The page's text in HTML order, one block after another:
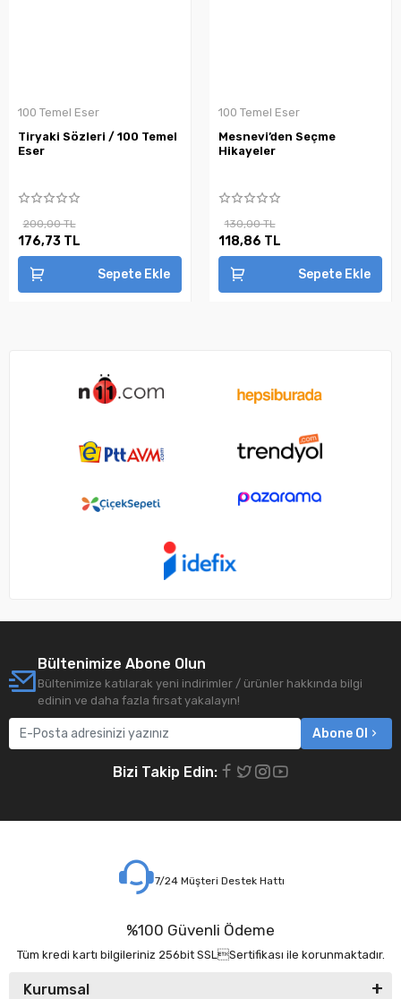
100 Temel Eser
Tiryaki Sözleri / 100 Temel
Eser
200,00 TL
176,73 TL
Sepete Ekle
100 Temel Eser
Mesnevi’den Seçme
Hikayeler
130,00 TL
118,86 TL
Sepete Ekle
Bültenimize Abone Olun
Bültenimize katılarak yeni indirimler / ürünler hakkında bilgi
edinin ve daha fazla fırsat yakalayın!
Abone Ol
Bizi Takip Edin:
7/24 Müşteri Destek Hattı
%100 Güvenli Ödeme
Tüm kredi kartı bilgileriniz 256bit SSLSertifikası ile korunmaktadır.
Kurumsal